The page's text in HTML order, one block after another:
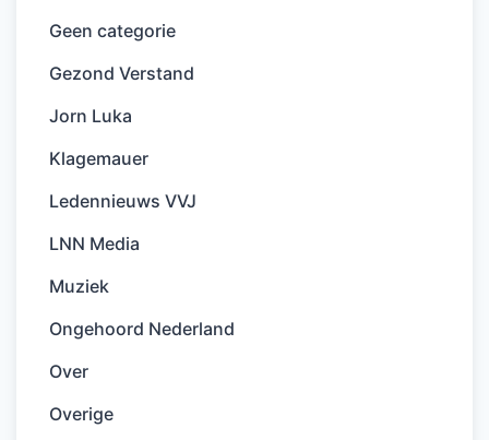
Geen categorie
Gezond Verstand
Jorn Luka
Klagemauer
Ledennieuws VVJ
LNN Media
Muziek
Ongehoord Nederland
Over
Overige